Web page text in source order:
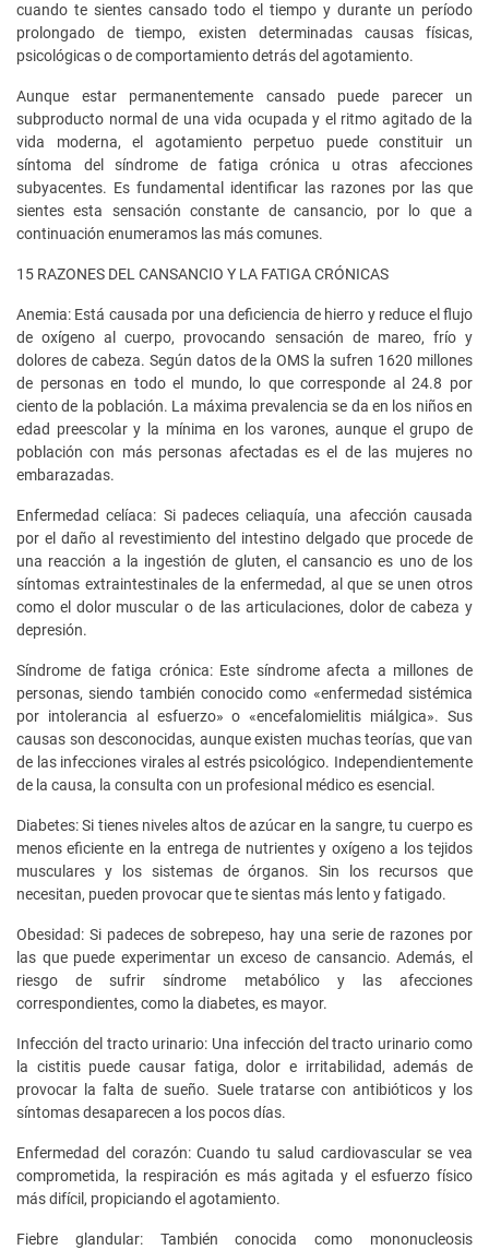
cuando te sientes cansado todo el tiempo y durante un período
prolongado de tiempo, existen determinadas causas físicas,
psicológicas o de comportamiento detrás del agotamiento.
Aunque estar permanentemente cansado puede parecer un
subproducto normal de una vida ocupada y el ritmo agitado de la
vida moderna, el agotamiento perpetuo puede constituir un
síntoma del síndrome de fatiga crónica u otras afecciones
subyacentes. Es fundamental identificar las razones por las que
sientes esta sensación constante de cansancio, por lo que a
continuación enumeramos las más comunes.
15 RAZONES DEL CANSANCIO Y LA FATIGA CRÓNICAS
Anemia: Está causada por una deficiencia de hierro y reduce el flujo
de oxígeno al cuerpo, provocando sensación de mareo, frío y
dolores de cabeza. Según datos de la OMS la sufren 1620 millones
de personas en todo el mundo, lo que corresponde al 24.8 por
ciento de la población. La máxima prevalencia se da en los niños en
edad preescolar y la mínima en los varones, aunque el grupo de
población con más personas afectadas es el de las mujeres no
embarazadas.
Enfermedad celíaca: Si padeces celiaquía, una afección causada
por el daño al revestimiento del intestino delgado que procede de
una reacción a la ingestión de gluten, el cansancio es uno de los
síntomas extraintestinales de la enfermedad, al que se unen otros
como el dolor muscular o de las articulaciones, dolor de cabeza y
depresión.
Síndrome de fatiga crónica: Este síndrome afecta a millones de
personas, siendo también conocido como «enfermedad sistémica
por intolerancia al esfuerzo» o «encefalomielitis miálgica». Sus
causas son desconocidas, aunque existen muchas teorías, que van
de las infecciones virales al estrés psicológico. Independientemente
de la causa, la consulta con un profesional médico es esencial.
Diabetes: Si tienes niveles altos de azúcar en la sangre, tu cuerpo es
menos eficiente en la entrega de nutrientes y oxígeno a los tejidos
musculares y los sistemas de órganos. Sin los recursos que
necesitan, pueden provocar que te sientas más lento y fatigado.
Obesidad: Si padeces de sobrepeso, hay una serie de razones por
las que puede experimentar un exceso de cansancio. Además, el
riesgo de sufrir síndrome metabólico y las afecciones
correspondientes, como la diabetes, es mayor.
Infección del tracto urinario: Una infección del tracto urinario como
la cistitis puede causar fatiga, dolor e irritabilidad, además de
provocar la falta de sueño. Suele tratarse con antibióticos y los
síntomas desaparecen a los pocos días.
Enfermedad del corazón: Cuando tu salud cardiovascular se vea
comprometida, la respiración es más agitada y el esfuerzo físico
más difícil, propiciando el agotamiento.
Fiebre glandular: También conocida como mononucleosis